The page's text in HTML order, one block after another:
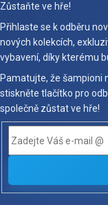
Zůstaňte ve hře!
Přihlaste se k odběru
nových kolekcích,
vybavení, díky kterému
Pamatujte, že šampioni
stiskněte tlačítko pro
společně zůstat ve hře!